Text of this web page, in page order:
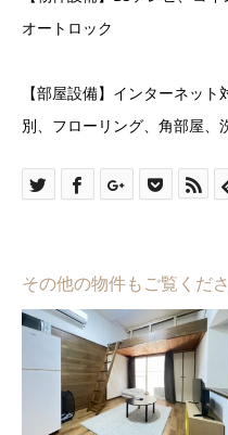
オートロック
【部屋設備】インターネッ
別、フローリング、角部屋、
その他の物件もご覧くださ